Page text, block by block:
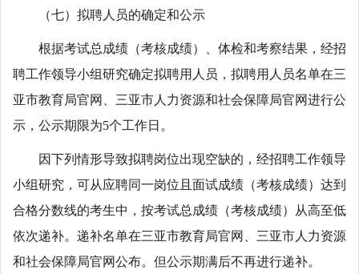
（七）拟聘人员的确定和公示
根据考试总成绩（考核成绩）、体检和考察结果，经招
聘工作领导小组研究确定拟聘用人员，拟聘用人员名单在三
亚市教育局官网、三亚市人力资源和社会保障局官网进行公
示，公示期限为5个工作日。
因下列情形导致拟聘岗位出现空缺的，经招聘工作领导
小组研究，可从应聘同一岗位且面试成绩（考核成绩）达到
合格分数线的考生中，按考试总成绩（考核成绩）从高至低
依次递补。递补名单在三亚市教育局官网、三亚市人力资源
和社会保障局官网公布。但公示期满后不再进行递补。